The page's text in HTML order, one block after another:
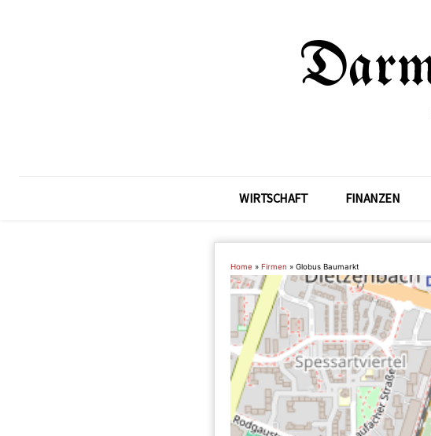
WIRTSCHAFT FINANZEN
Home » Firmen » Globus Baumarkt